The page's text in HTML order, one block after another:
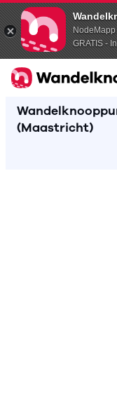
NodeMapp
GRATIS -
(Maastricht)